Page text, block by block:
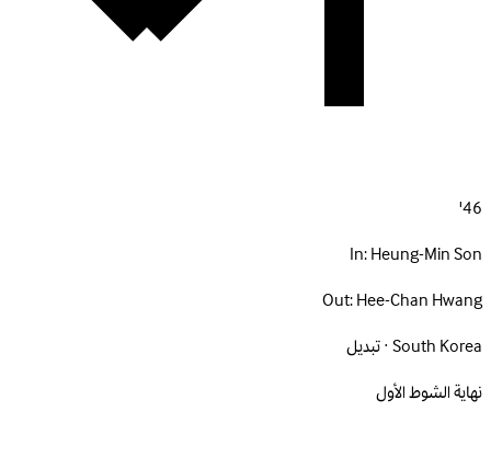
46'
In:Heung-Min Son
Out:Hee-Chan Hwang
South Korea · تبديل
نهاية الشوط الأول